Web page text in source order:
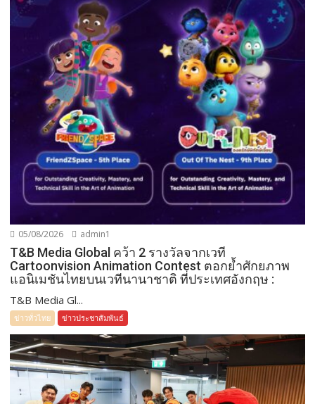
05/08/2026 admin1
T&B Media Global คว้า 2 รางวัลจากเวที
Cartoonvision Animation Contest ตอกย้ำศักยภาพ
แอนิเมชันไทยบนเวทีนานาชาติ ที่ประเทศอังกฤษ :
T&B Media Gl...
ข่าวทั่วไทย ข่าวประชาสัมพันธ์